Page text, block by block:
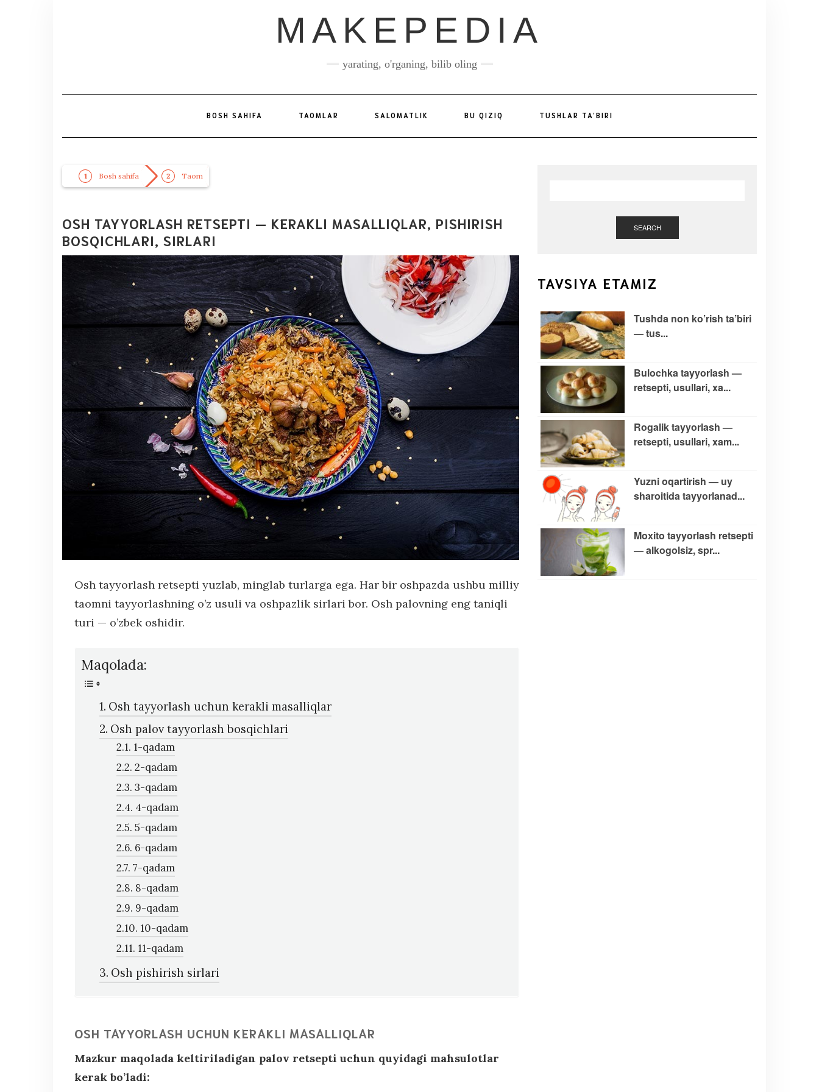
MAKEPEDIA
yarating, o'rganing, bilib oling
BOSH SAHIFA TAOMLAR SALOMATLIK BU QIZIQ TUSHLAR TA’BIRI
Bosh sahifa Taom
OSH TAYYORLASH RETSEPTI — KERAKLI MASALLIQLAR, PISHIRISH
BOSQICHLARI, SIRLARI
Osh tayyorlash retsepti yuzlab, minglab turlarga ega. Har bir oshpazda ushbu milliy
taomni tayyorlashning o’z usuli va oshpazlik sirlari bor. Osh palovning eng taniqli
turi — o’zbek oshidir.
Maqolada:
Osh tayyorlash uchun kerakli masalliqlar
Osh palov tayyorlash bosqichlari
1-qadam
2-qadam
3-qadam
4-qadam
5-qadam
6-qadam
7-qadam
8-qadam
9-qadam
10-qadam
11-qadam
Osh pishirish sirlari
OSH TAYYORLASH UCHUN KERAKLI MASALLIQLAR
Mazkur maqolada keltiriladigan palov retsepti uchun quyidagi mahsulotlar
kerak bo’ladi:
SEARCH
TAVSIYA ETAMIZ
Tushda non ko’rish ta’biri
— tus...
Bulochka tayyorlash —
retsepti, usullari, xa...
Rogalik tayyorlash —
retsepti, usullari, xam...
Yuzni oqartirish — uy
sharoitida tayyorlanad...
Moxito tayyorlash retsepti
— alkogolsiz, spr...